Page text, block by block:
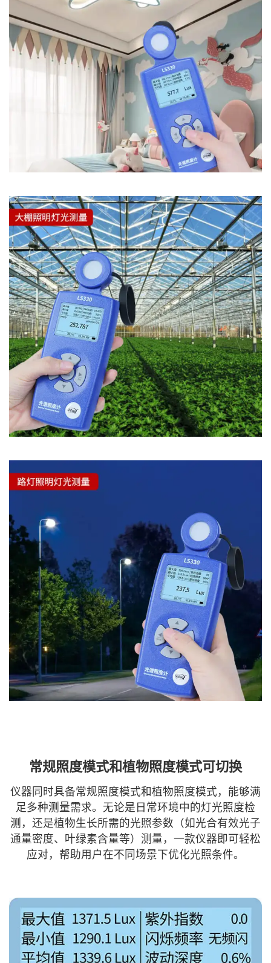
常规照度模式和植物照度模式可切换
仪器同时具备常规照度模式和植物照度模式，能够满
足多种测量需求。无论是日常环境中的灯光照度检
测，还是植物生长所需的光照参数（如光合有效光子
通量密度、叶绿素含量等）测量，一款仪器即可轻松
应对，帮助用户在不同场景下优化光照条件。